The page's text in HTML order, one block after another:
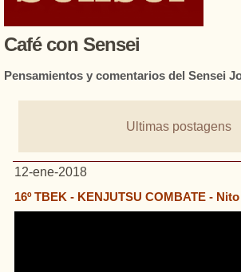
Café con Sensei
Pensamientos y comentarios del Sensei
Ultimas postagens
12-ene-2018
16º TBEK - KENJUTSU COMBATE -